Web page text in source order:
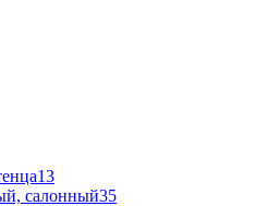
13
салонный35